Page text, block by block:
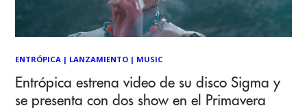
ENTRÓPICA | LANZAMIENTO | MUSIC
Entrópica estrena video de su disco Sigma y
se presenta con dos show en el Primavera